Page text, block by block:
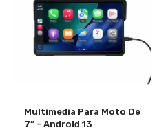
Multimedia Para Moto De
7” - Android 13